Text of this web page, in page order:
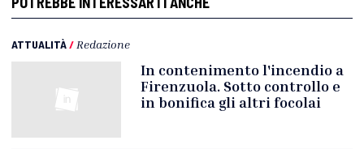
ATTUALITÀ/ Redazione
In contenimento l'incendio a
Firenzuola. Sotto controllo e
in bonifica gli altri focolai